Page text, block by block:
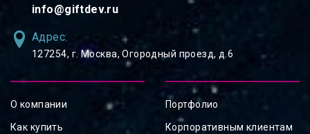
info@giftdev.ru
Адрес:
127254, ⁠г. Москва, Огородный проезд, д.6
О компании
Как купить
Портфолио
Корпоративным клиентам